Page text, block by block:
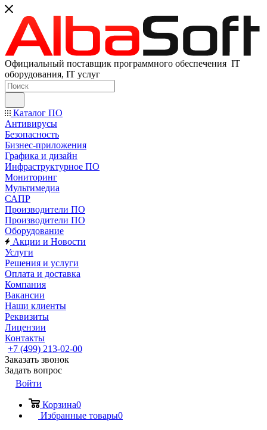
Официальный поставщик программного обеспечения IT
оборудования, IT услуг
Каталог ПО
Антивирусы
Безопасность
Бизнес-приложения
Графика и дизайн
Инфраструктурное ПО
Мониторинг
Мультимедиа
САПР
Производители ПО
Производители ПО
Оборудование
Акции и Новости
Услуги
Решения и услуги
Оплата и доставка
Компания
Вакансии
Наши клиенты
Реквизиты
Лицензии
Контакты
+7 (499) 213-02-00
Заказать звонок
Задать вопрос
Войти
Корзина0
Избранные товары0